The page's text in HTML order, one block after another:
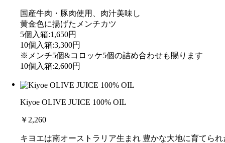
国産牛肉・豚肉使用、肉汁美味し
黄金色に揚げたメンチカツ
5個入箱:1,650円
10個入箱:3,300円
※メンチ5個&コロッケ5個の詰め合わせも賜ります
10個入箱:2,600円
Kiyoe OLIVE JUICE 100% OIL
￥2,260
キヨエは南オーストラリア生まれ 豊かな大地に育てら